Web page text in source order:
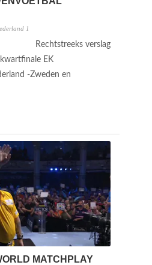
1
Rechtstreeks verslag
EK
-Zweden en
MATCHPLAY